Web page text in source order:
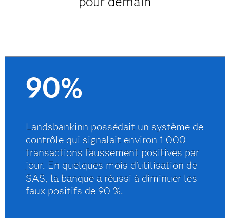
90%
Landsbankinn possédait un système de
contrôle qui signalait environ 1 000
transactions faussement positives par
jour. En quelques mois d'utilisation de
SAS, la banque a réussi à diminuer les
faux positifs de 90 %.